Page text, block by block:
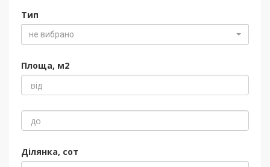
Тип
не вибрано
Площа, м2
Ділянка, сот